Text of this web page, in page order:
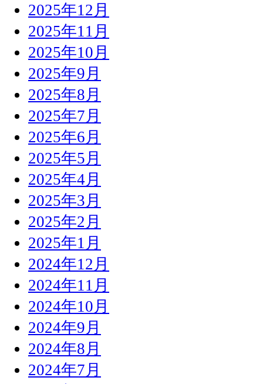
2025年12月
2025年11月
2025年10月
2025年9月
2025年8月
2025年7月
2025年6月
2025年5月
2025年4月
2025年3月
2025年2月
2025年1月
2024年12月
2024年11月
2024年10月
2024年9月
2024年8月
2024年7月